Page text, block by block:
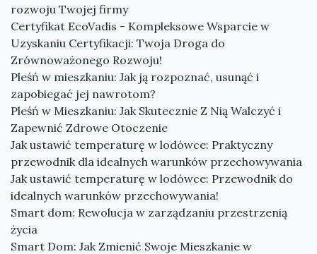
rozwoju Twojej firmy
Certyfikat EcoVadis - Kompleksowe Wsparcie w
Uzyskaniu Certyfikacji: Twoja Droga do
Zrównoważonego Rozwoju!
Pleśń w mieszkaniu: Jak ją rozpoznać, usunąć i
zapobiegać jej nawrotom?
Pleśń w Mieszkaniu: Jak Skutecznie Z Nią Walczyć i
Zapewnić Zdrowe Otoczenie
Jak ustawić temperaturę w lodówce: Praktyczny
przewodnik dla idealnych warunków przechowywania
Jak ustawić temperaturę w lodówce: Przewodnik do
idealnych warunków przechowywania!
Smart dom: Rewolucja w zarządzaniu przestrzenią
życia
Smart Dom: Jak Zmienić Swoje Mieszkanie w